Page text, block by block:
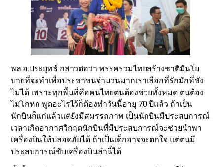
พล.อ.ประยุทธ์ กล่าวต่อว่า พรรครวมไทยสร้างชาติมีนโย
บายที่จะทำเพื่อประชาชนจำนวนมากเราเลือกที่รักมักที่ชัง
ไม่ได้ เพราะทุกพื้นที่คือคนไทยตนต้องช่วยทั้งหมด ตนต้อง
ไม่โกหก พูดอะไรไว้ก็ต้องทำวันนี้อายุ 70 ปีแล้ว ถ้าเป็น
นักบินก็แก่แล้วแต่ยังมีสมรรถภาพ เป็นนักบินมีประสบการณ์
เวลาเกิดอากาศวิกฤตนักบินที่มีประสบการณ์จะช่วยนำพา
เครื่องบินให้ปลอดภัยได้ ถ้าเป็นเด็กอาจจะตกใจ แต่ตนมี
ประสบการณ์ขับเครื่องบินลำนี้ได้